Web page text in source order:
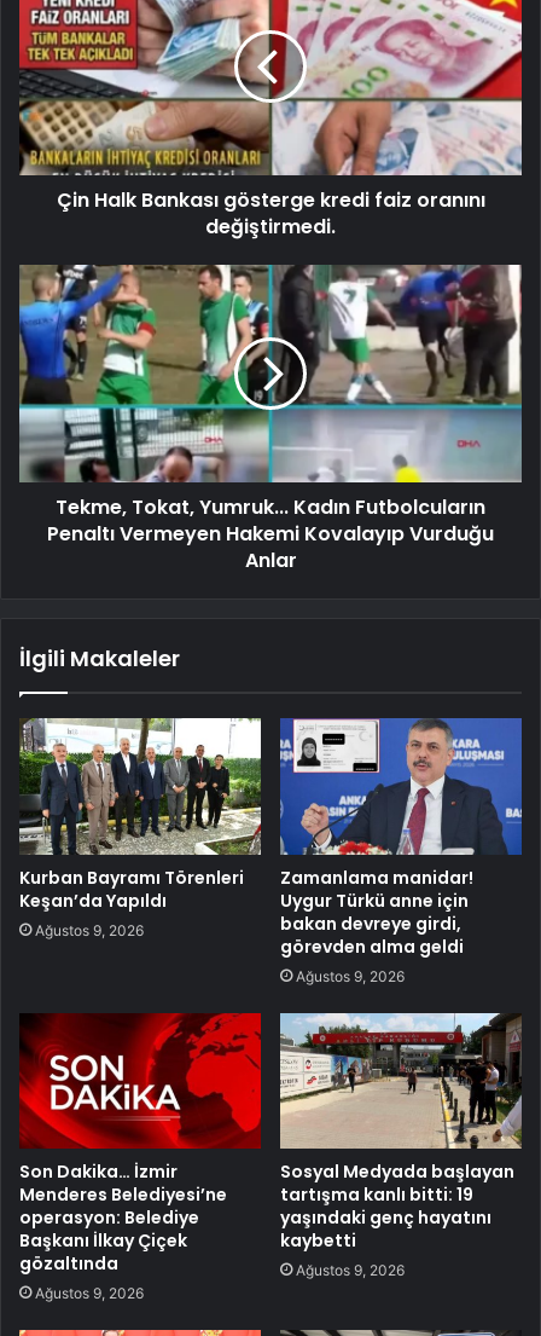
Çin Halk Bankası gösterge kredi faiz oranını
değiştirmedi.
Tekme, Tokat, Yumruk... Kadın Futbolcuların
Penaltı Vermeyen Hakemi Kovalayıp Vurduğu
Anlar
İlgili Makaleler
Kurban Bayramı Törenleri
Keşan’da Yapıldı
Ağustos 9, 2026
Zamanlama manidar!
Uygur Türkü anne için
bakan devreye girdi,
görevden alma geldi
Ağustos 9, 2026
Son Dakika… İzmir
Menderes Belediyesi’ne
operasyon: Belediye
Başkanı İlkay Çiçek
gözaltında
Ağustos 9, 2026
Sosyal Medyada başlayan
tartışma kanlı bitti: 19
yaşındaki genç hayatını
kaybetti
Ağustos 9, 2026